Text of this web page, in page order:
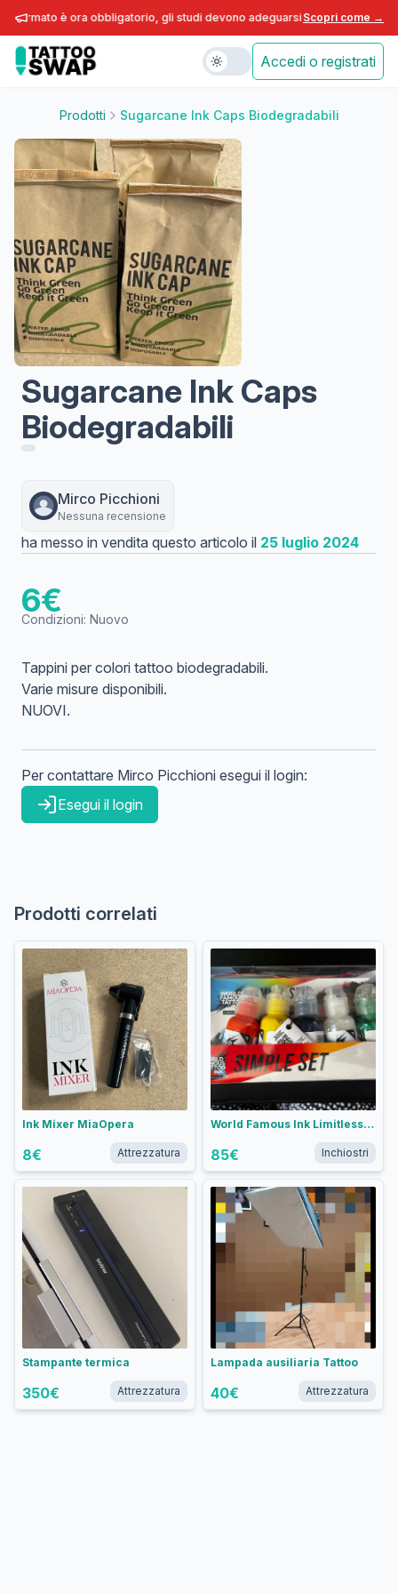
è ora obbligatorio, gli studi devono adeguarsi entro fine anno.
Scopri come →
Accedi o registrati
Prodotti Sugarcane Ink Caps Biodegradabili
Sugarcane Ink Caps
Biodegradabili
Mirco Picchioni
Nessuna recensione
ha messo in vendita questo articolo il 25 luglio 2024
6€
Condizioni: Nuovo
Tappini per colori tattoo biodegradabili.
Varie misure disponibili.
NUOVI.
Per contattare Mirco Picchioni esegui il login:
Esegui il login
Prodotti correlati
Ink Mixer MiaOpera
8€ Attrezzatura
World Famous Ink Limitless Simple Color Set 5x30ml
85€ Inchiostri
Stampante termica
350€ Attrezzatura
Lampada ausiliaria Tattoo
40€ Attrezzatura